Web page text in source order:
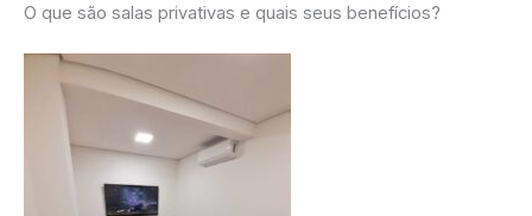
O que são salas privativas e quais seus benefícios?